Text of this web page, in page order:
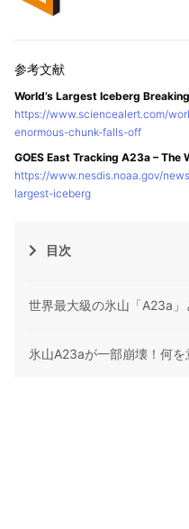
World’s Largest Iceberg
https://www.sciencealert.com/
enormous-chunk-falls-off
GOES East Tracking A23a – The
https://www.nesdis.noaa.gov/
largest-iceberg
目次
世界最大級の氷山「A23a」
氷山A23aが一部崩壊！何